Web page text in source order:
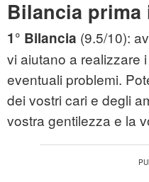
Bilancia
1° Bilancia (9.5/10):
vi aiutano a realizzare
eventuali problemi.
dei vostri cari e degli
vostra gentilezza e la